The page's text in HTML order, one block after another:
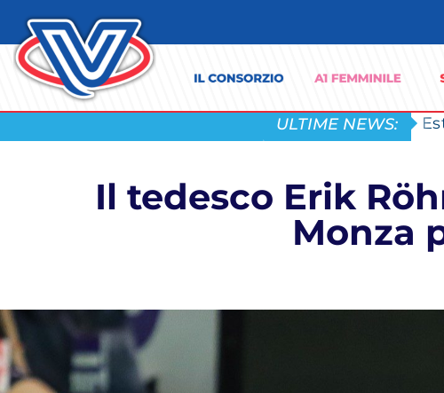
ULTIME NEWS:
Il tedesco Erik
Monza